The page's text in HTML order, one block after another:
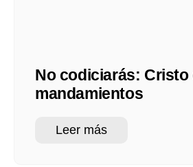
No codiciarás: Cristo
mandamientos
Leer más